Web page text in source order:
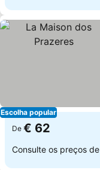
Escolha popular
De € 62
Consulte os preços de